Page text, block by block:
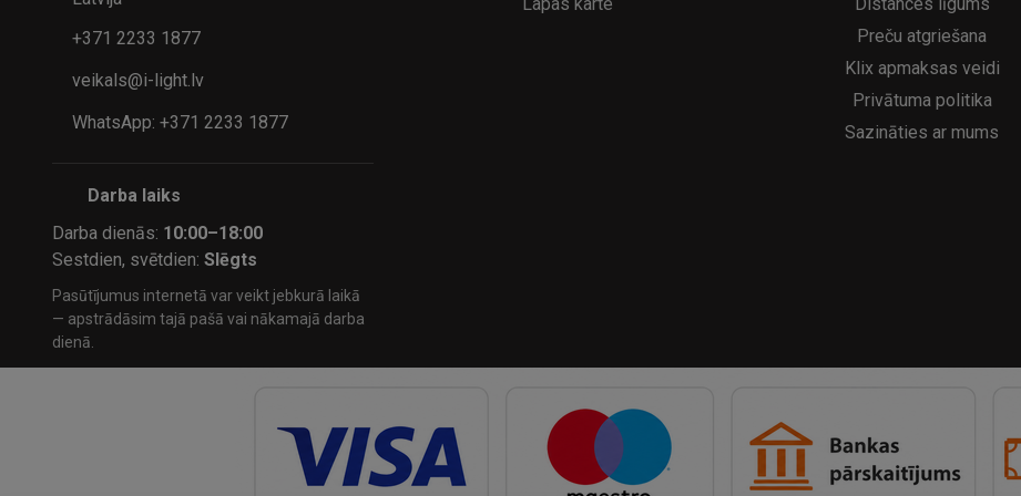
+371 2233 1877
veikals@i-light.lv
WhatsApp: +371 2233 1877
Darba laiks
Darba dienās: 10:00–18:00
Sestdien, svētdien:Slēgts
Pasūtījumus internetā var veikt jebkurā laikā
— apstrādāsim tajā pašā vai nākamajā darba
dienā.
Preču atgriešana
Klix apmaksas veidi
Privātuma politika
Sazināties ar mums